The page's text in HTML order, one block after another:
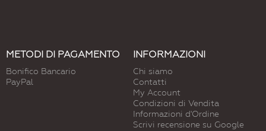
METODI DI PAGAMENTO
Bonifico Bancario
PayPal
INFORMAZIONI
Chi siamo
Contatti
My Account
Condizioni di Vendita
Informazioni d'Ordine
Scrivi recensione su Google